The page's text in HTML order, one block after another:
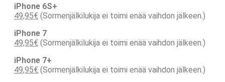
iPhone 6S+
49,95€ (Sormenjälkilukija ei toimi enää vaihdon jälkeen.)
iPhone 7
49,95€ (Sormenjälkilukija ei toimi enää vaihdon jälkeen.)
iPhone 7+
49,95€ (Sormenjälkilukija ei toimi enää vaihdon jälkeen.)